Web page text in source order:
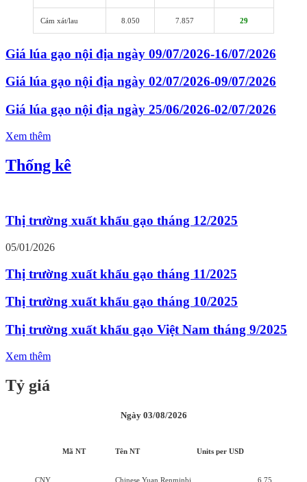
Cám xát/lau 8.050 7.857 29
Giá lúa gạo nội địa ngày 09/07/2026-16/07/2026
Giá lúa gạo nội địa ngày 02/07/2026-09/07/2026
Giá lúa gạo nội địa ngày 25/06/2026-02/07/2026
Xem thêm
Thống kê
Thị trường xuất khẩu gạo tháng 12/2025
05/01/2026
Thị trường xuất khẩu gạo tháng 11/2025
Thị trường xuất khẩu gạo tháng 10/2025
Thị trường xuất khẩu gạo Việt Nam tháng 9/2025
Xem thêm
Tỷ giá
Ngày 03/08/2026
Mã NT Tên NT Units per USD
CNY Chinese Yuan Renminbi 6,75